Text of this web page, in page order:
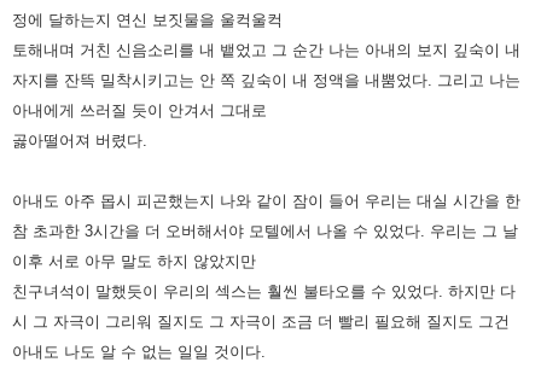
정에 달하는지 연신 보짓물을 울컥울컥
토해내며 거친 신음소리를 내 뱉었고 그 순간 나는 아내의 보지 깊숙이 내
자지를 잔뜩 밀착시키고는 안 쪽 깊숙이 내 정액을 내뿜었다. 그리고 나는
아내에게 쓰러질 듯이 안겨서 그대로
곯아떨어져 버렸다.
아내도 아주 몹시 피곤했는지 나와 같이 잠이 들어 우리는 대실 시간을 한
참 초과한 3시간을 더 오버해서야 모텔에서 나올 수 있었다. 우리는 그 날
이후 서로 아무 말도 하지 않았지만
친구녀석이 말했듯이 우리의 섹스는 훨씬 불타오를 수 있었다. 하지만 다
시 그 자극이 그리워 질지도 그 자극이 조금 더 빨리 필요해 질지도 그건
아내도 나도 알 수 없는 일일 것이다.